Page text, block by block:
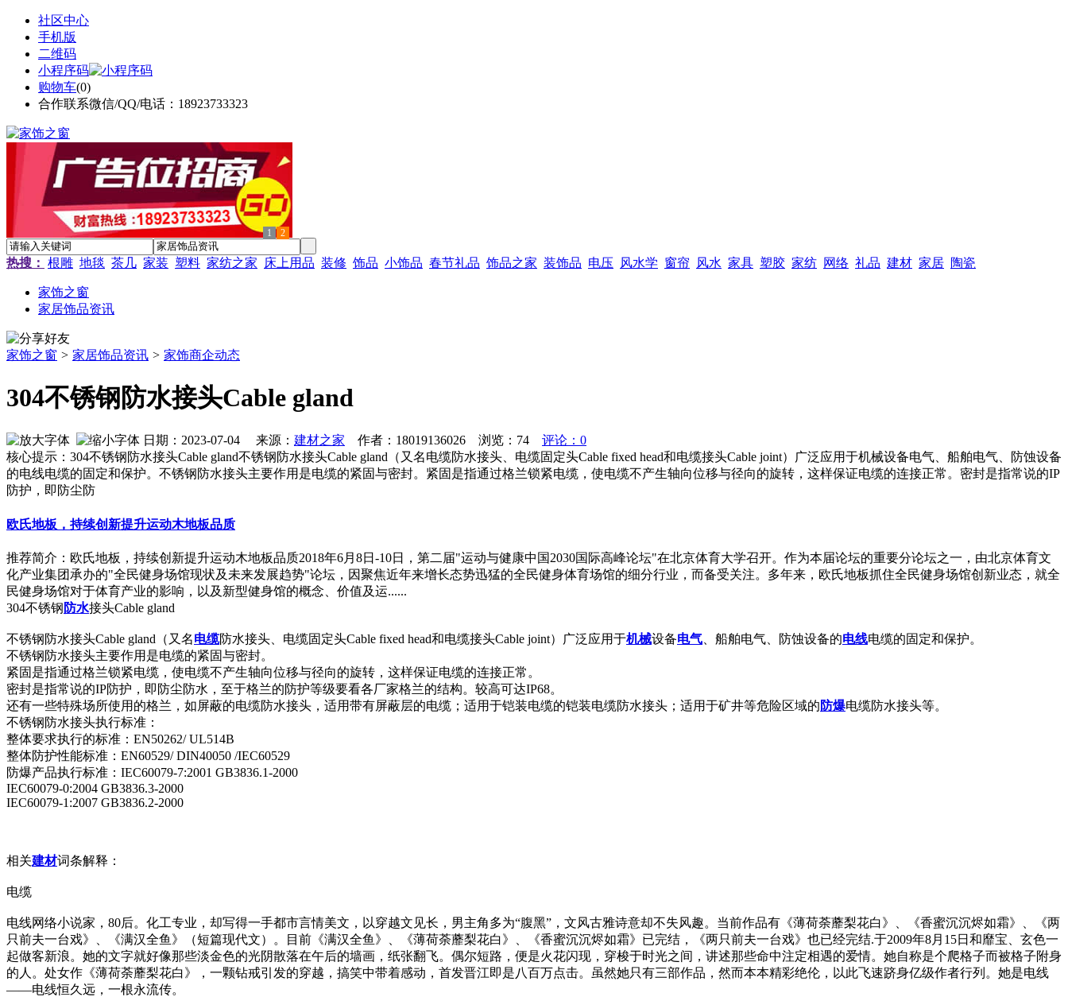
社区中心
手机版
二维码
小程序码
购物车(0)
合作联系微信/QQ/电话：18923733323
1 2
热搜： 根雕 地毯 茶几 家装 塑料 家纺之家 床上用品 装修 饰品 小饰品 春节礼品 饰品之家 装饰品 电压 风水学 窗帘 风水 家具 塑胶 家纺 网络 礼品 建材 家居 陶瓷
家饰之窗
家居饰品资讯
家饰之窗 > 家居饰品资讯 > 家饰商企动态
304不锈钢防水接头Cable gland
日期：2023-07-04 来源： 建材之家 作者：18019136026 浏览： 74
评论：0
核心提示：304不锈钢防水接头Cable gland不锈钢防水接头Cable gland（又名电缆防水接头、电缆固定头Cable fixed head和电缆接头Cable joint）广泛应用于机械设备电气、船舶电气、防蚀设备
的电线电缆的固定和保护。不锈钢防水接头主要作用是电缆的紧固与密封。紧固是指通过格兰锁紧电缆，使电缆不产生轴向位移与径向的旋转，这样保证电缆的连接正常。密封是指常说的IP
防护，即防尘防
欧氏地板，持续创新提升运动木地板品质
推荐简介：欧氏地板，持续创新提升运动木地板品质2018年6月8日-10日，第二届"运动与健康中国2030国际高峰论坛"在北京体育大学召开。作为本届论坛的重要分论坛之一，由北京体育文
化产业集团承办的"全民健身场馆现状及未来发展趋势"论坛，因聚焦近年来增长态势迅猛的全民健身体育场馆的细分行业，而备受关注。多年来，欧氏地板抓住全民健身场馆创新业态，就全
民健身场馆对于体育产业的影响，以及新型健身馆的概念、价值及运......
304不锈钢 防水接头Cable gland
不锈钢防水接头Cable gland（又名电缆防水接头、电缆固定头Cable fixed head和电缆接头Cable joint）广泛应用于机械设备电气 、船舶电气、防蚀设备的电线电缆的固定和保护。
不锈钢防水接头主要作用是电缆的紧固与密封。
紧固是指通过格兰锁紧电缆，使电缆不产生轴向位移与径向的旋转，这样保证电缆的连接正常。
密封是指常说的IP防护，即防尘防水，至于格兰的防护等级要看各厂家格兰的结构。较高可达IP68。
还有一些特殊场所使用的格兰，如屏蔽的电缆防水接头，适用带有屏蔽层的电缆；适用于铠装电缆的铠装电缆防水接头；适用于矿井等危险区域的 防爆电缆防水接头等。
不锈钢防水接头执行标准：
整体要求执行的标准：EN50262/ UL514B
整体防护性能标准：EN60529/ DIN40050 /IEC60529
防爆产品执行标准：IEC60079-7:2001 GB3836.1-2000
IEC60079-0:2004 GB3836.3-2000
IEC60079-1:2007 GB3836.2-2000
相关建材词条解释：
电缆
电线网络小说家，80后。化工专业，却写得一手都市言情美文，以穿越文见长，男主角多为“腹黑”，文风古雅诗意却不失风趣。当前作品有《薄荷荼蘼梨花白》、《香蜜沉沉烬如霜》、《两
只前夫一台戏》、《满汉全鱼》（短篇现代文）。目前《满汉全鱼》、《薄荷荼蘼梨花白》、《香蜜沉沉烬如霜》已完结，《两只前夫一台戏》也已经完结.于2009年8月15日和靡宝、玄色一
起做客新浪。她的文字就好像那些淡金色的光阴散落在午后的墙画，纸张翻飞。偶尔短路，便是火花闪现，穿梭于时光之间，讲述那些命中注定相遇的爱情。她自称是个爬格子而被格子附身
的人。处女作《薄荷荼蘼梨花白》，一颗钻戒引发的穿越，搞笑中带着感动，首发晋江即是八百万点击。虽然她只有三部作品，然而本本精彩绝伦，以此飞速跻身亿级作者行列。她是电线
——电线恒久远，一根永流传。